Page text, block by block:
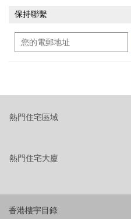
保持聯繫
熱門住宅區域
熱門住宅大廈
香港樓宇目錄